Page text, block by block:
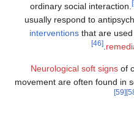
ordinary
usually
movement